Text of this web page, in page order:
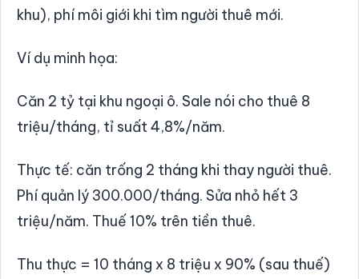
khu), phí môi giới khi tìm người thuê mới.
Ví dụ minh họa:
Căn 2 tỷ tại khu ngoại ô. Sale nói cho thuê 8
triệu/tháng, tỉ suất 4,8%/năm.
Thực tế: căn trống 2 tháng khi thay người thuê.
Phí quản lý 300.000/tháng. Sửa nhỏ hết 3
triệu/năm. Thuế 10% trên tiền thuê.
Thu thực = 10 tháng x 8 triệu x 90% (sau thuế)